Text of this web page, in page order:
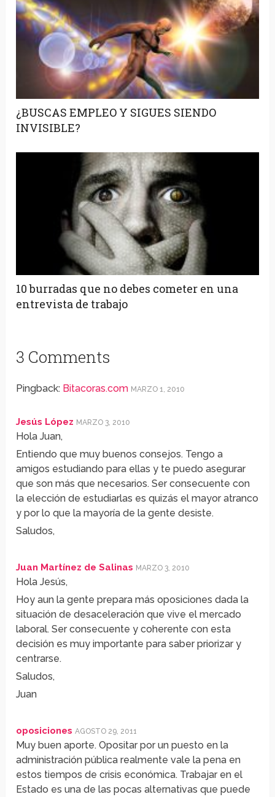
¿BUSCAS EMPLEO Y SIGUES SIENDO
INVISIBLE?
10 burradas que no debes cometer en una
entrevista de trabajo
3 Comments
Pingback: Bitacoras.com MARZO 1, 2010
Jesús López MARZO 3, 2010
Hola Juan,
Entiendo que muy buenos consejos. Tengo a
amigos estudiando para ellas y te puedo asegurar
que son más que necesarios. Ser consecuente con
la elección de estudiarlas es quizás el mayor atranco
y por lo que la mayoría de la gente desiste.
Saludos,
Juan Martínez de Salinas MARZO 3, 2010
Hola Jesús,
Hoy aun la gente prepara más oposiciones dada la
situación de desaceleración que vive el mercado
laboral. Ser consecuente y coherente con esta
decisión es muy importante para saber priorizar y
centrarse.
Saludos,
Juan
oposiciones AGOSTO 29, 2011
Muy buen aporte. Opositar por un puesto en la
administración pública realmente vale la pena en
estos tiempos de crisis económica. Trabajar en el
Estado es una de las pocas alternativas que puede